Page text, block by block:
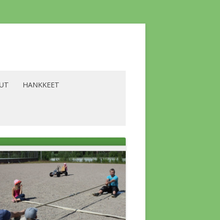
KOLMIO
YLÄKERRAN
HANKKEET
LIKILIIKUNTA -HANKE
LÄMPÖHANKE
VESISTÖHANKE